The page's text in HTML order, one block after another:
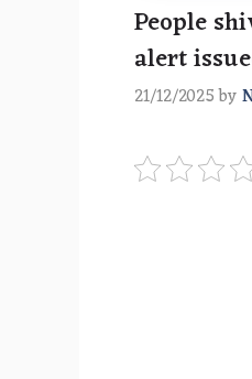
People
alert
21/12/2025 by